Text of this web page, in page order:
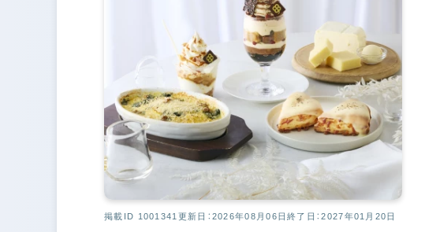
掲載ID 1001341 更新日：2026年08月06日終了日：2027年01月20日